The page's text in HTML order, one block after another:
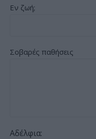
Εν ζωή;
Σοβαρές παθήσεις
Αδέλφια: